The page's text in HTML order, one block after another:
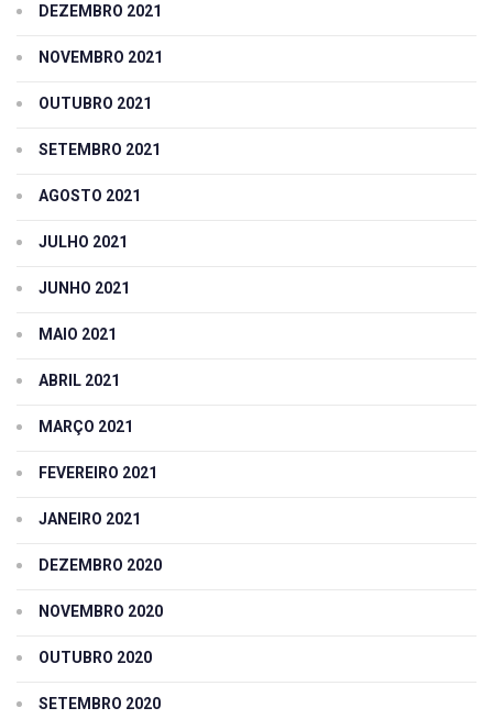
DEZEMBRO 2021
NOVEMBRO 2021
OUTUBRO 2021
SETEMBRO 2021
AGOSTO 2021
JULHO 2021
JUNHO 2021
MAIO 2021
ABRIL 2021
MARÇO 2021
FEVEREIRO 2021
JANEIRO 2021
DEZEMBRO 2020
NOVEMBRO 2020
OUTUBRO 2020
SETEMBRO 2020